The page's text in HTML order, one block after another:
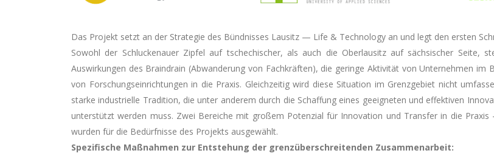
Das Projekt setzt an der Strategie des Bündnisses Lausitz — Life & Technology an und legt den ersten
Sowohl der Schluckenauer Zipfel auf tschechischer, als auch die Oberlausitz auf sächsischer Seite,
Auswirkungen des Braindrain (Abwanderung von Fachkräften), die geringe Aktivität von Unternehmen
von Forschungseinrichtungen in die Praxis. Gleichzeitig wird diese Situation im Grenzgebiet nicht
starke industrielle Tradition, die unter anderem durch die Schaffung eines geeigneten und effektiven
unterstützt werden muss. Zwei Bereiche mit großem Potenzial für Innovation und Transfer in die Praxis
wurden für die Bedürfnisse des Projekts ausgewählt.
Spezifische Maßnahmen zur Entstehung der grenzüberschreitenden Zusammenarbeit: